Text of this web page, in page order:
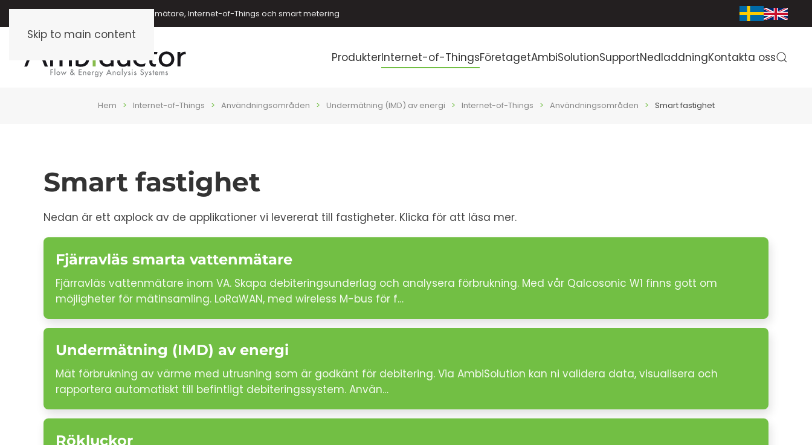
Skip to main content
Energimätare, vattenmätare, oljemätare, Internet-of-Things och smart metering
ProdukterInternet-of-ThingsFöretagetAmbiSolutionSupportNedladdningKontakta oss
Hem Internet-of-Things Användningsområden Undermätning (IMD) av energi Internet-of-Things Användningsområden Smart fastighet
Smart fastighet
Nedan är ett axplock av de applikationer vi levererat till fastigheter. Klicka för att läsa mer.
Fjärravläs smarta vattenmätare
Fjärravläs vattenmätare inom VA. Skapa debiteringsunderlag och analysera förbrukning. Med vår Qalcosonic W1 finns gott om
möjligheter för mätinsamling. LoRaWAN, med wireless M-bus för f…
Undermätning (IMD) av energi
Mät förbrukning av värme med utrusning som är godkänt för debitering. Via AmbiSolution kan ni validera data, visualisera och
rapportera automatiskt till befintligt debiteringssystem. Använ…
Rökluckor